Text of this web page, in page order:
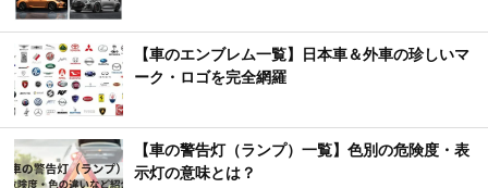
【車のエンブレム一覧】日本車＆外車の珍しいマ
ーク・ロゴを完全網羅
【車の警告灯（ランプ）一覧】色別の危険度・表
示灯の意味とは？